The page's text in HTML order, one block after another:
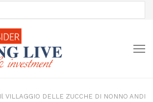
Il VILLAGGIO DELLE ZUCCHE DI NONNO